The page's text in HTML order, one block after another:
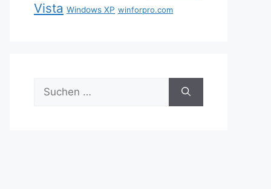
Vista Windows XP winforpro.com
Suche
nach: